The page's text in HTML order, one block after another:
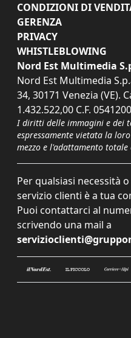
CONDIZIONI DI
GERENZA
PRIVACY
WHISTLEBLOWING
Nord Est Multimedia
Nord Est Multimedia
34, 30171 Venezia (VE).
1.432.522,00 C.F.
I diritti delle immagini e dei
espressamente vietata la
mezzo e l'adattamento totale
Per qualsiasi necessità
servizio clienti è a tua
Puoi contattarci al
scrivendo una mail a